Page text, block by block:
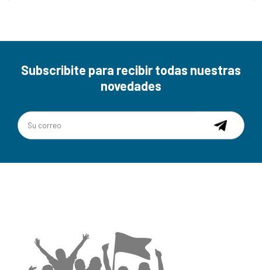
Subscribite para recibir todas nuestras
novedades